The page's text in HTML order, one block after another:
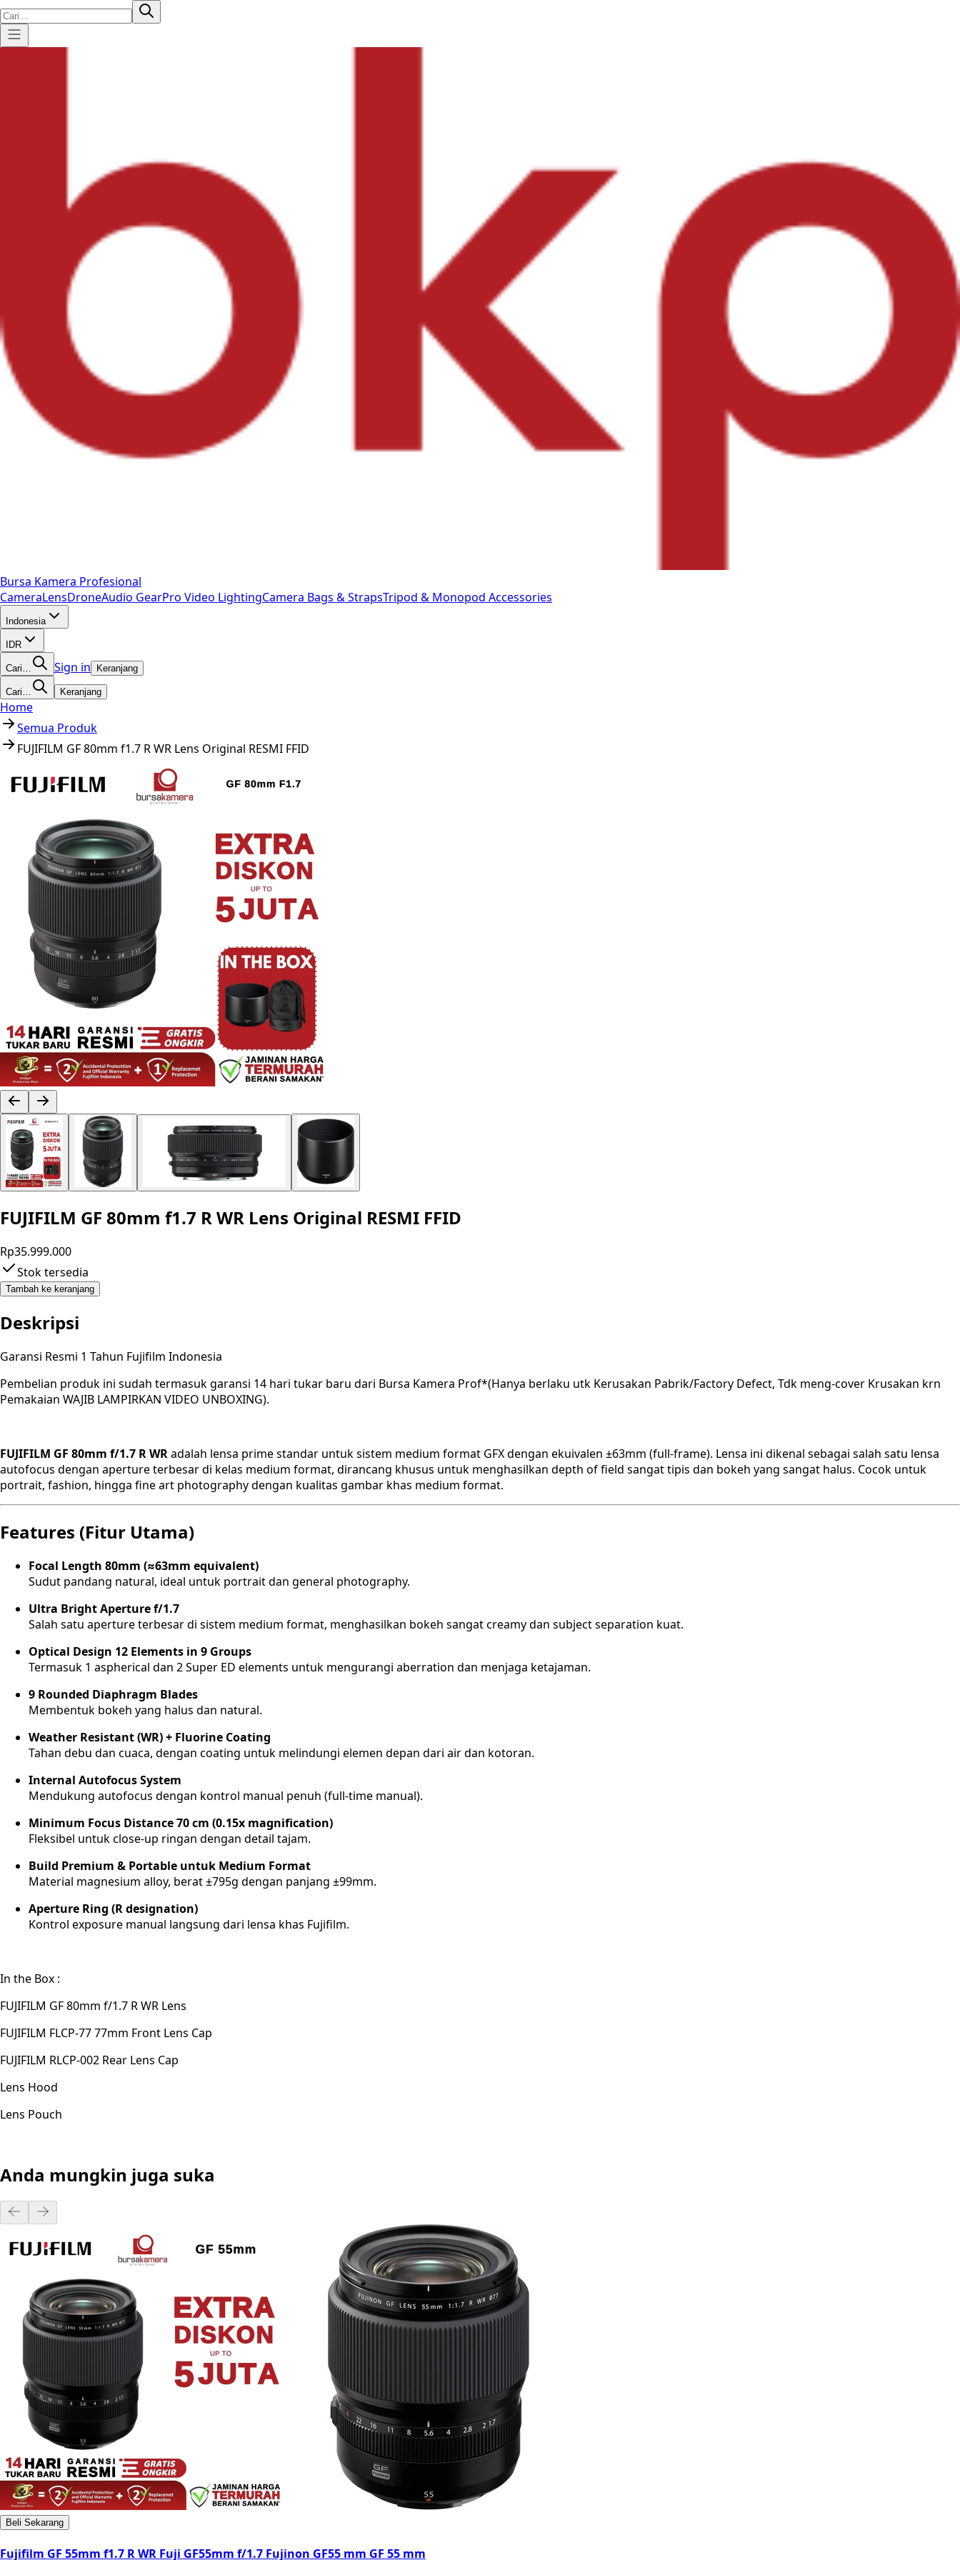
Bursa Kamera Profesional
CameraLensDroneAudio GearPro Video LightingCamera Bags & StrapsTripod & Monopod Accessories
Indonesia
IDR
Cari… Sign in Keranjang
Cari… Keranjang
Home
Semua Produk
FUJIFILM GF 80mm f1.7 R WR Lens Original RESMI FFID
FUJIFILM GF 80mm f1.7 R WR Lens Original RESMI FFID
Rp35.999.000
Stok tersedia
Tambah ke keranjang
Deskripsi
Garansi Resmi 1 Tahun Fujifilm Indonesia
Pembelian produk ini sudah termasuk garansi 14 hari tukar baru dari Bursa Kamera Prof*(Hanya berlaku utk Kerusakan Pabrik/Factory Defect, Tdk meng-cover Krusakan krn
Pemakaian WAJIB LAMPIRKAN VIDEO UNBOXING).
FUJIFILM GF 80mm f/1.7 R WRadalah lensa prime standar untuk sistem medium format GFX dengan ekuivalen ±63mm (full-frame). Lensa ini dikenal sebagai salah satu lensa
autofocus dengan aperture terbesar di kelas medium format, dirancang khusus untuk menghasilkan depth of field sangat tipis dan bokeh yang sangat halus. Cocok untuk
portrait, fashion, hingga fine art photography dengan kualitas gambar khas medium format.
Features (Fitur Utama)
Focal Length 80mm (≈63mm equivalent)
Sudut pandang natural, ideal untuk portrait dan general photography.
Ultra Bright Aperture f/1.7
Salah satu aperture terbesar di sistem medium format, menghasilkan bokeh sangat creamy dan subject separation kuat.
Optical Design 12 Elements in 9 Groups
Termasuk 1 aspherical dan 2 Super ED elements untuk mengurangi aberration dan menjaga ketajaman.
9 Rounded Diaphragm Blades
Membentuk bokeh yang halus dan natural.
Weather Resistant (WR) + Fluorine Coating
Tahan debu dan cuaca, dengan coating untuk melindungi elemen depan dari air dan kotoran.
Internal Autofocus System
Mendukung autofocus dengan kontrol manual penuh (full-time manual).
Minimum Focus Distance 70 cm (0.15x magnification)
Fleksibel untuk close-up ringan dengan detail tajam.
Build Premium & Portable untuk Medium Format
Material magnesium alloy, berat ±795g dengan panjang ±99mm.
Aperture Ring (R designation)
Kontrol exposure manual langsung dari lensa khas Fujifilm.
In the Box :
FUJIFILM GF 80mm f/1.7 R WR Lens
FUJIFILM FLCP-77 77mm Front Lens Cap
FUJIFILM RLCP-002 Rear Lens Cap
Lens Hood
Lens Pouch
Anda mungkin juga suka
Beli Sekarang
Fujifilm GF 55mm f1.7 R WR Fuji GF55mm f/1.7 Fujinon GF55 mm GF 55 mm